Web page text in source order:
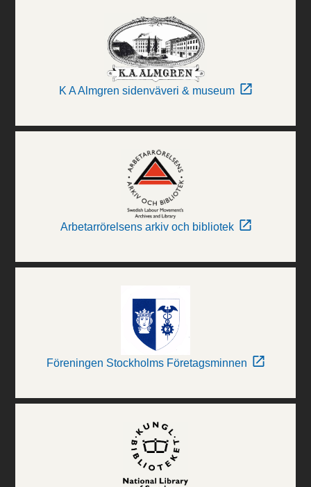
K A Almgren sidenväveri & museum
Arbetarrörelsens arkiv och bibliotek
Föreningen Stockholms Företagsminnen